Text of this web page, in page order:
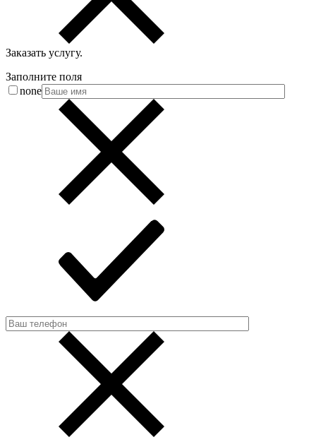
Заказать услугу.
Заполните поля
none